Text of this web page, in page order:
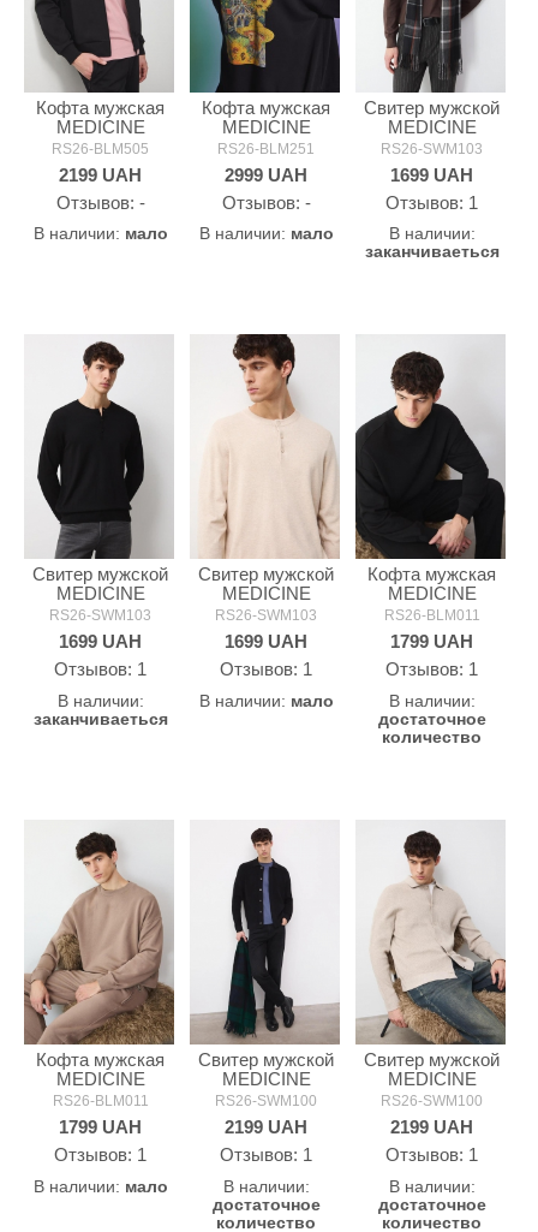
Кофта мужская
MEDICINE
RS26-BLM505
2199 UAH
Oтзывов: -
В наличии: мало
Кофта мужская
MEDICINE
RS26-BLM251
2999 UAH
Oтзывов: -
В наличии: мало
Свитер мужской
MEDICINE
RS26-SWM103
1699 UAH
Oтзывов: 1
В наличии:
заканчиваеться
Свитер мужской
MEDICINE
RS26-SWM103
1699 UAH
Oтзывов: 1
В наличии:
заканчиваеться
Свитер мужской
MEDICINE
RS26-SWM103
1699 UAH
Oтзывов: 1
В наличии: мало
Кофта мужская
MEDICINE
RS26-BLM011
1799 UAH
Oтзывов: 1
В наличии:
достаточное
количество
Кофта мужская
MEDICINE
RS26-BLM011
1799 UAH
Oтзывов: 1
В наличии: мало
Свитер мужской
MEDICINE
RS26-SWM100
2199 UAH
Oтзывов: 1
В наличии:
достаточное
количество
Свитер мужской
MEDICINE
RS26-SWM100
2199 UAH
Oтзывов: 1
В наличии:
достаточное
количество